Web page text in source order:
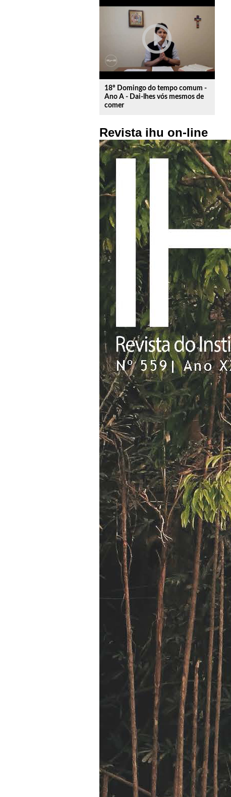
play_circle_outline
18º Domingo do tempo comum -
Ano A - Dai-lhes vós mesmos de
comer
Revista ihu on-line